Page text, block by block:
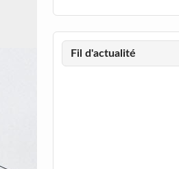
Fil d'actualité